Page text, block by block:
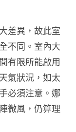
差異，故此室
不同。室內大
有限所能啟用
氣狀況，如太
必須注意。娜
微風，仍算理